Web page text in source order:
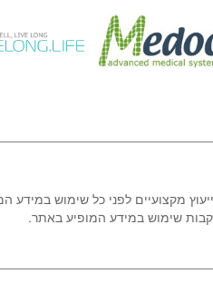
מקצועיים לפני כל שימוש במידע
שימוש במידע המופיע באתר.